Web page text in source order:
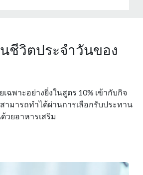
ชีวิตประจำวันของ
ฉพาะอย่างยิ่งในสูตร 10% เข้ากับกิจ
มารถทําได้ผ่านการเลือกรับประทาน
วยอาหารเสริม